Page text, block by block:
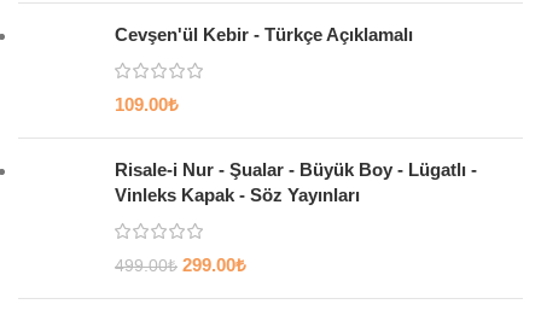
Cevşen'ül Kebir - Türkçe Açıklamalı
109.00₺
Risale-i Nur - Şualar - Büyük Boy - Lügatlı -
Vinleks Kapak - Söz Yayınları
499.00₺ 299.00₺